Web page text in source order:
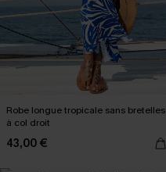
Robe longue tropicale sans bretelles
à col droit
43,00 €